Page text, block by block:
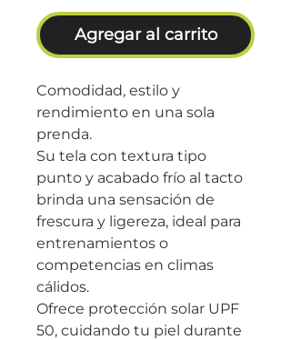
Agregar al carrito
Comodidad, estilo y
rendimiento en una sola
prenda.
Su tela con textura tipo
punto y acabado frío al tacto
brinda una sensación de
frescura y ligereza, ideal para
entrenamientos o
competencias en climas
cálidos.
Ofrece protección solar UPF
50, cuidando tu piel durante